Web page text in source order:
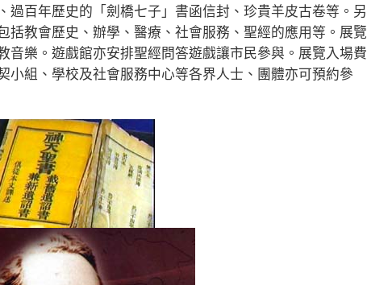
過百年歷史的「劍橋七子」書函信封、珍貴羊皮古卷等。另
括教會歷史、辦學、醫療、社會服務、聖經的應用等。展覽
音樂。遊戲館亦安排聖經問答遊戲讓市民參與。展覽入場費
小組、學校及社會服務中心等各界人士、團體亦可預約參